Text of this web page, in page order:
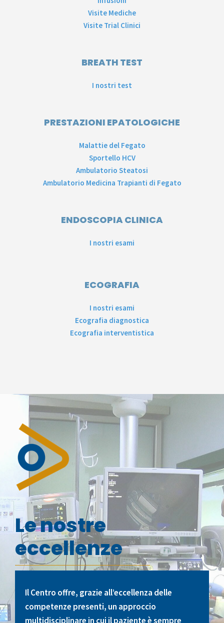
Visite Mediche
Visite Trial Clinici
BREATH TEST
I nostri test
PRESTAZIONI EPATOLOGICHE
Malattie del Fegato
Sportello HCV
Ambulatorio Steatosi
Ambulatorio Medicina Trapianti di Fegato
ENDOSCOPIA CLINICA
I nostri esami
ECOGRAFIA
I nostri esami
Ecografia diagnostica
Ecografia interventistica
Le nostre
eccellenze
Il Centro offre, grazie all’eccellenza delle
competenze presenti, un approccio
multidisciplinare in cui il paziente è sempre